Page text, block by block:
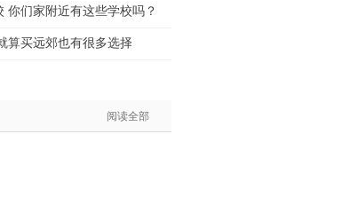
你们家附近有这些学校吗？
算买远郊也有很多选择
阅读全部